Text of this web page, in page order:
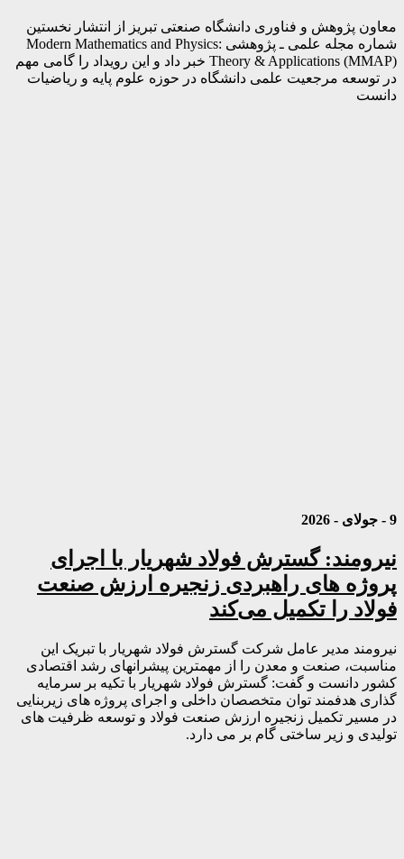
معاون پژوهش و فناوری دانشگاه صنعتی تبریز از انتشار نخستین
شماره مجله علمی ـ پژوهشی Modern Mathematics and Physics:
Theory & Applications (MMAP) خبر داد و این رویداد را گامی مهم
در توسعه مرجعیت علمی دانشگاه در حوزه علوم پایه و ریاضیات
دانست
9 - جولای - 2026
نیرومند: گسترش فولاد شهریار با اجرای
پروژه های راهبردی زنجیره ارزش صنعت
فولاد را تکمیل می‌کند
نیرومند مدیر عامل شرکت گسترش فولاد شهریار با تبریک این
مناسبت، صنعت و معدن را از مهمترین پیشرانهای رشد اقتصادی
کشور دانست و گفت: گسترش فولاد شهریار با تکیه بر سرمایه
گذاری هدفمند توان متخصصان داخلی و اجرای پروژه های زیربنایی
در مسیر تکمیل زنجیره ارزش صنعت فولاد و توسعه ظرفیت های
تولیدی و زیر ساختی گام بر می دارد.